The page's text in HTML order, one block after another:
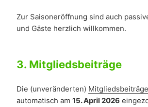
Zur Saisoneröffnung sind auch
und Gäste herzlich willkommen.
3. Mitgliedsbeiträge
Die (unveränderten) Mitgliedsbeiträge
automatisch am15. April 2026